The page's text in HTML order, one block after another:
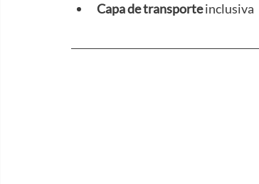
Capa de transporte inclusiva